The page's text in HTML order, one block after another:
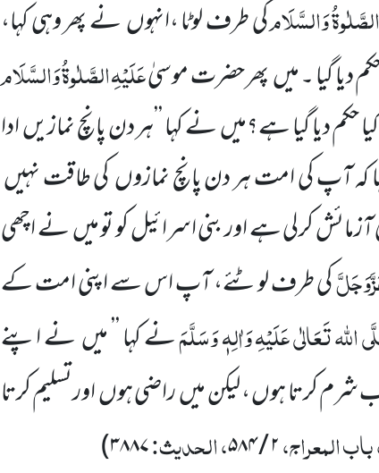
الصَّلٰوۃُوَالسَّلَامکی طرف لوٹا ،انہوں نے پھر وہی کہا،
دیا گیا ۔ میں پھر حضرت موسیٰعَلَیْہِالصَّلٰوۃُوَالسَّلَام
حکم دیا گیا ہے؟میں نے کہا ’’ہر دن پانچ نمازیں ادا
کہ آپ کی امت ہر دن پانچ نمازوں کی طاقت نہیں
کرلی ہے اور بنی اسرائیل کو تو میں نے اچھی
کی طرف لوٹئے، آپ اس سے اپنی امت کے
اللہ تَعَالٰی عَلَیْہِوَاٰلِہٖ وَسَلَّمَنے کہا ’’ میں نے اپنے
کرتا ہوں ، لیکن میں راضی ہوں اورتسلیم کرتا
المعراج،۲ / ۵۸۴ ، الحدیث:۳۸۸۷)